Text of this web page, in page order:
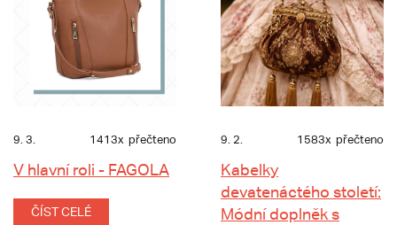
9. 3. 1413x přečteno
V hlavní roli - FAGOLA
ČÍST CELÉ
9. 2. 1583x přečteno
Kabelky
devatenáctého století:
Módní doplněk s